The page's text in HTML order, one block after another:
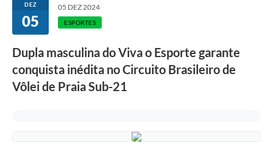
DEZ
05
05 DEZ 2024
ESPORTES
Dupla masculina do Viva o Esporte garante
conquista inédita no Circuito Brasileiro de
Vôlei de Praia Sub-21